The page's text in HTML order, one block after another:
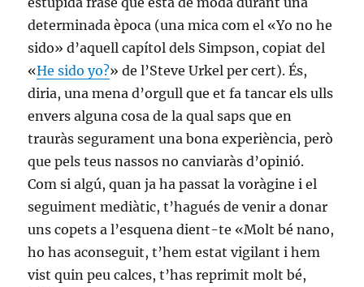
determinada època (una mica com el «Yo no he
sido» d’aquell capítol dels Simpson, copiat del
«He sido yo?» de l’Steve Urkel per cert). És,
diria, una mena d’orgull que et fa tancar els ulls
envers alguna cosa de la qual saps que en
trauràs segurament una bona experiència, però
que pels teus nassos no canviaràs d’opinió.
Com si algú, quan ja ha passat la voràgine i el
seguiment mediàtic, t’hagués de venir a donar
uns copets a l’esquena dient-te «Molt bé nano,
ho has aconseguit, t’hem estat vigilant i hem
vist quin peu calces, t’has reprimit molt bé,